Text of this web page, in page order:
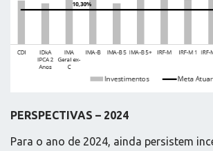
PERSPECTIVAS – 2024
Para o ano de 2024, ainda persistem